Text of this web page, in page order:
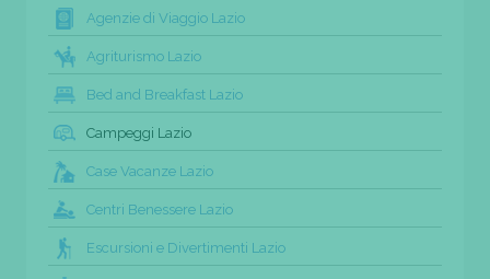
Agenzie di Viaggio Lazio
Agriturismo Lazio
Bed and Breakfast Lazio
Campeggi Lazio
Case Vacanze Lazio
Centri Benessere Lazio
Escursioni e Divertimenti Lazio